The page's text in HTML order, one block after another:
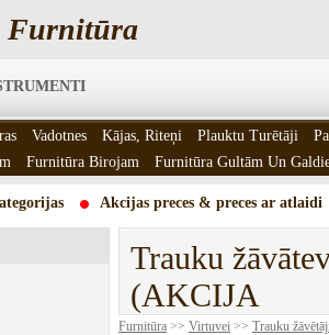
Furnitūra
Akcijas preces & preces ar atlaidi
Trauku
(AKCIJA
Furnitūra >> Virtuvei >> Trauku
Vadotnes Kājas, Riteņi Plauktu Turētāji
Furnitūra Birojam Furnitūra Gultām Un